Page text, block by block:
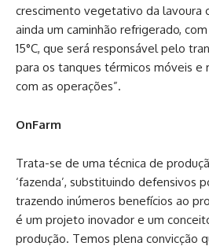
crescimento vegetativo da lavoura
ainda um caminhão refrigerado,
15°C, que será responsável pelo
para os tanques térmicos móveis e
com as operações”.
OnFarm
Trata-se de uma técnica de
‘fazenda’, substituindo defensivos
trazendo inúmeros benefícios ao
é um projeto inovador e um
produção. Temos plena convicção